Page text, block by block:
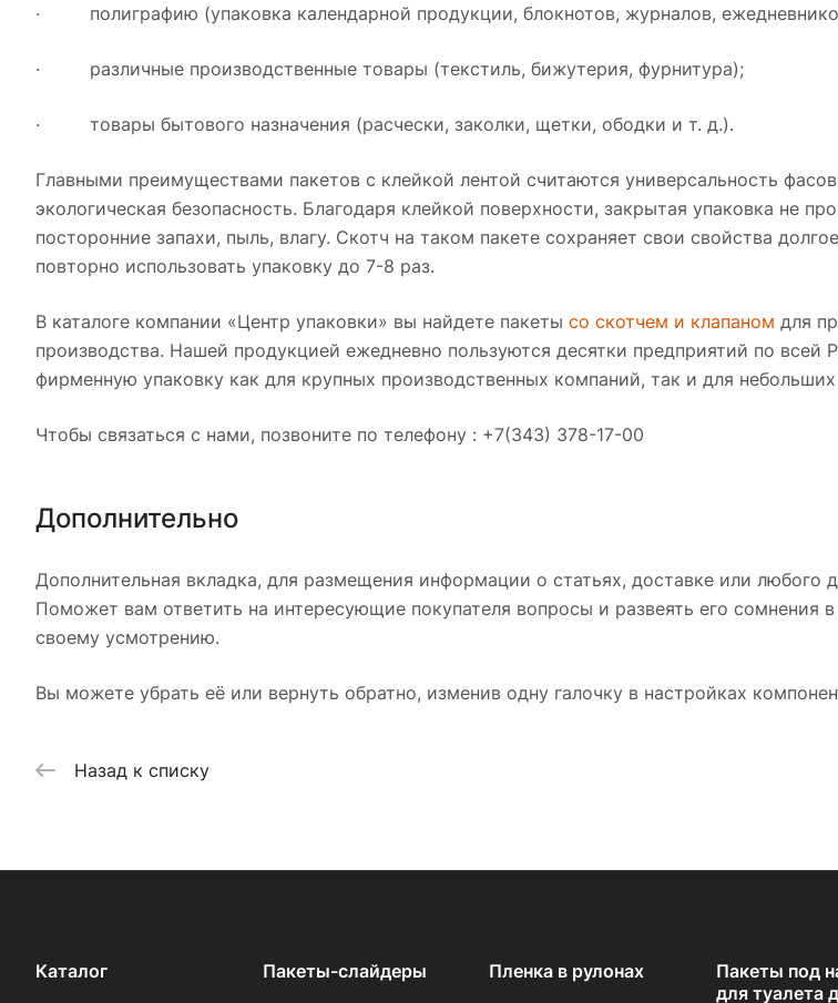
· полиграфию (упаковка календарной продукции, блокнотов, журналов,
· различные производственные товары (текстиль, бижутерия, фурнитура);
· товары бытового назначения (расчески, заколки, щетки, ободки и т. д.).
Главными преимуществами пакетов с клейкой лентой считаются универсальность
экологическая безопасность. Благодаря клейкой поверхности, закрытая упаковка не
посторонние запахи, пыль, влагу. Скотч на таком пакете сохраняет свои свойства
повторно использовать упаковку до 7-8 раз.
В каталоге компании «Центр упаковки» вы найдете пакеты со скотчем и клапаном для
производства. Нашей продукцией ежедневно пользуются десятки предприятий по всей
фирменную упаковку как для крупных производственных компаний, так и для
Чтобы связаться с нами, позвоните по телефону : +7(343) 378-17-00
Дополнительно
Дополнительная вкладка, для размещения информации о статьях, доставке или любого
Поможет вам ответить на интересующие покупателя вопросы и развеять его сомнения
своему усмотрению.
Вы можете убрать её или вернуть обратно, изменив одну галочку в настройках
Назад к списку
Каталог Пакеты-слайдеры Пленка в рулонах
Пакеты под
для туалета